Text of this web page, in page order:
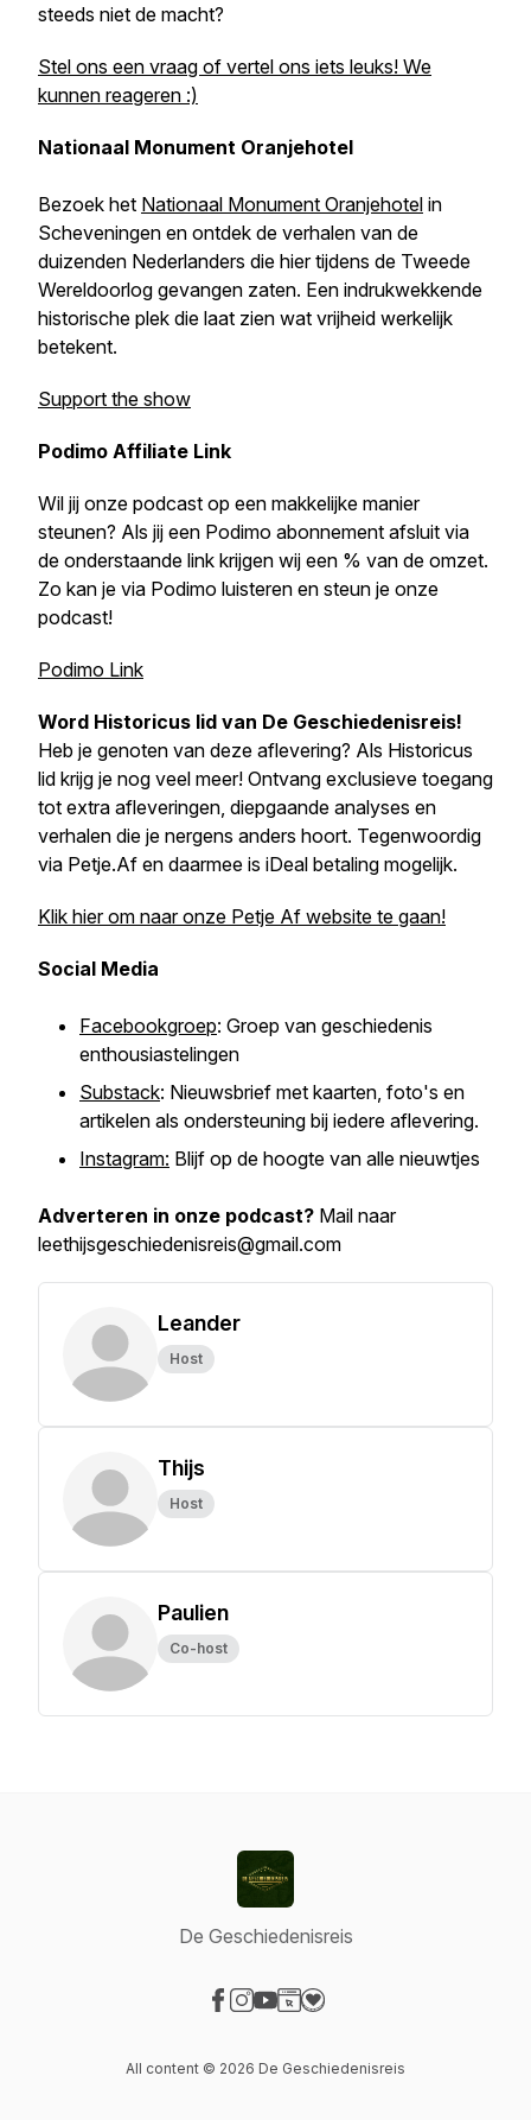
steeds niet de macht?
Stel ons een vraag of vertel ons iets leuks! We
kunnen reageren :)
Nationaal Monument Oranjehotel
Bezoek het Nationaal Monument Oranjehotel in
Scheveningen en ontdek de verhalen van de
duizenden Nederlanders die hier tijdens de Tweede
Wereldoorlog gevangen zaten. Een indrukwekkende
historische plek die laat zien wat vrijheid werkelijk
betekent.
Support the show
Podimo Affiliate Link
Wil jij onze podcast op een makkelijke manier
steunen? Als jij een Podimo abonnement afsluit via
de onderstaande link krijgen wij een % van de omzet.
Zo kan je via Podimo luisteren en steun je onze
podcast!
Podimo Link
Word Historicus lid van De Geschiedenisreis!
Heb je genoten van deze aflevering? Als Historicus
lid krijg je nog veel meer! Ontvang exclusieve toegang
tot extra afleveringen, diepgaande analyses en
verhalen die je nergens anders hoort. Tegenwoordig
via Petje.Af en daarmee is iDeal betaling mogelijk.
Klik hier om naar onze Petje Af website te gaan!
Social Media
Facebookgroep: Groep van geschiedenis
enthousiastelingen
Substack: Nieuwsbrief met kaarten, foto's en
artikelen als ondersteuning bij iedere aflevering.
Instagram: Blijf op de hoogte van alle nieuwtjes
Adverteren in onze podcast? Mail naar
leethijsgeschiedenisreis@gmail.com
Leander
Host
Thijs
Host
Paulien
Co-host
De Geschiedenisreis
All content © 2026 De Geschiedenisreis